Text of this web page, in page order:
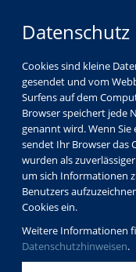
Datenschutz
Cookies sind kleine
gesendet und vom
Surfens auf dem
Browser speichert jede
genannt wird. Wenn
sendet Ihr Browser das
wurden als
um sich Informationen
Benutzers
Cookies ein.
Weitere Informationen
Datenschutzhinweisen.